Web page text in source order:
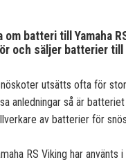
om batteri till Yamaha
och säljer batterier
utsätts ofta för
anledningar så är
av batterier för
RS Viking har